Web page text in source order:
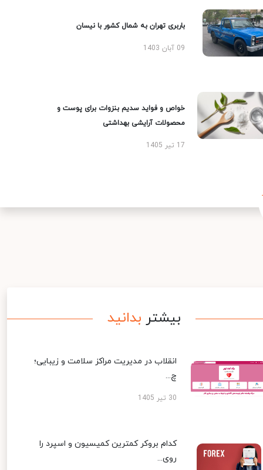
باربری تهران به شمال کشور با نیسان
09 آبان 1403
خواص و فواید سدیم بنزوات برای پوست و
محصولات آرایشی بهداشتی
17 تیر 1405
بیشتر بدانید
انقلاب در مدیریت مراکز سلامت و زیبایی؛
چ...
30 تیر 1405
کدام بروکر کمترین کمیسیون و اسپرد را
روی...